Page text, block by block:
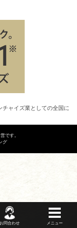
ャイズ業としての全国に
です。
グ
お問合わせ メニュー